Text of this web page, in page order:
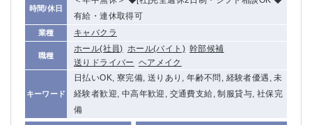
時間/休日
有給・連休取得可
業種 キャバクラ
職種
ホール(社員) ホール(バイト) 幹部候補
送りドライバー ヘアメイク
キーワード
日払いOK, 寮完備, 送りあり, 年齢不問, 経験者優遇, 未
経験者歓迎, 中高年歓迎, 交通費支給, 制服貸与, 社保完
備
中目黒
ひばりヶ丘（北口）
吉祥寺（南口／公園口） 小作・羽村・福生エリア
自由が丘
吉祥寺（北口／東口）
下北沢・経堂
成増駅徒歩3分の好立地！①JR埼京線「赤羽駅」から徒歩2分 ②東